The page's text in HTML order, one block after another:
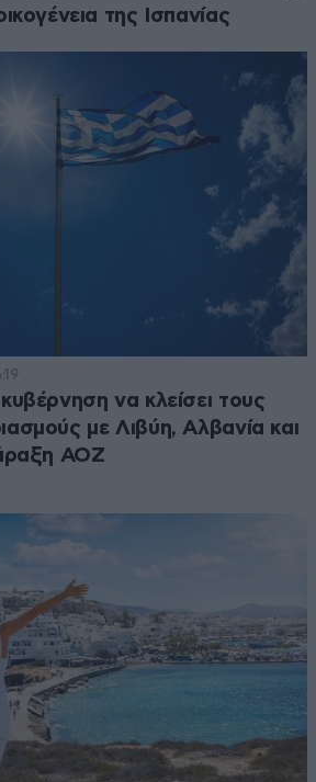
της Ισπανίας
να κλείσει τους
με Λιβύη, Αλβανία και
ΑΟΖ